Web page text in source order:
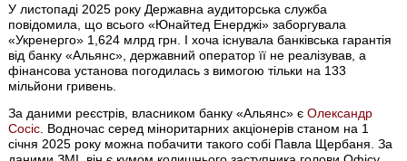
У листопаді 2025 року Державна аудиторська служба
повідомила, що всього «Юнайтед Енерджі» заборгувала
«Укренерго» 1,624 млрд грн. І хоча існувала банківська гарантія
від банку «Альянс», державний оператор її не реалізував, а
фінансова установа погодилась з вимогою тільки на 133
мільйони гривень.
За даними реєстрів, власником банку «Альянс» єОлександр
Сосіс . Водночас серед міноритарних акціонерів станом на 1
січня 2025 року можна побачити такого собі Павла Щербаня. За